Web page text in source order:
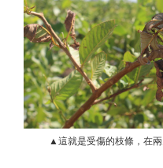
▲這就是受傷的枝條，在